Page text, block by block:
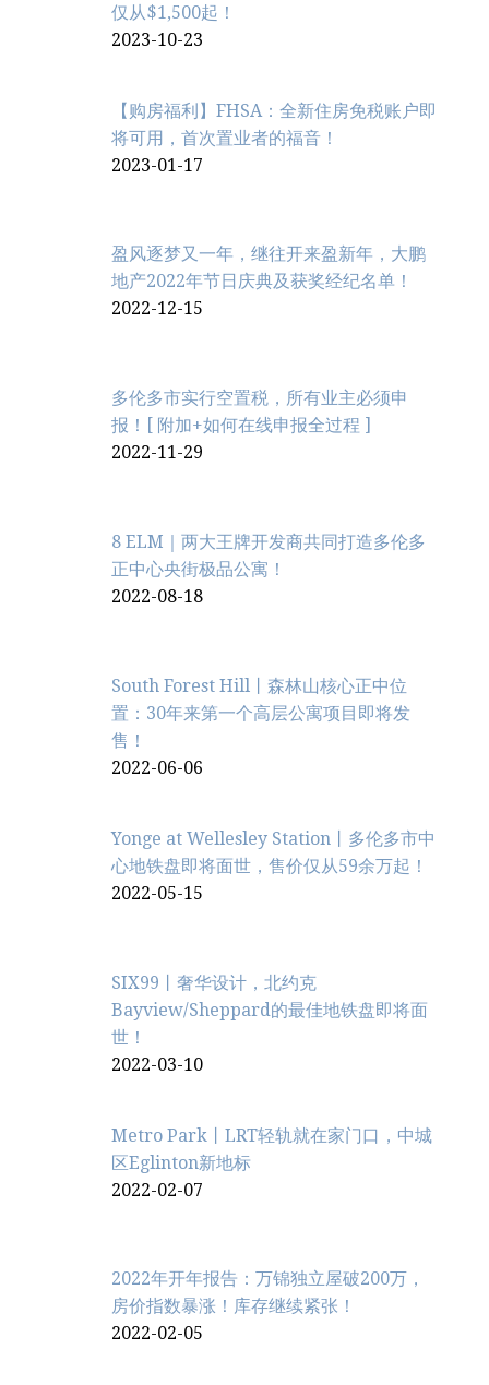
仅从$1,500起！
2023-10-23
【购房福利】FHSA：全新住房免税账户即
将可用，首次置业者的福音！
2023-01-17
盈风逐梦又一年，继往开来盈新年，大鹏
地产2022年节日庆典及获奖经纪名单！
2022-12-15
多伦多市实行空置税，所有业主必须申
报！[ 附加+如何在线申报全过程 ]
2022-11-29
8 ELM｜两大王牌开发商共同打造多伦多
正中心央街极品公寓！
2022-08-18
South Forest Hill丨森林山核心正中位
置：30年来第一个高层公寓项目即将发
售！
2022-06-06
Yonge at Wellesley Station丨多伦多市中
心地铁盘即将面世，售价仅从59余万起！
2022-05-15
SIX99丨奢华设计，北约克
Bayview/Sheppard的最佳地铁盘即将面
世！
2022-03-10
Metro Park丨LRT轻轨就在家门口，中城
区Eglinton新地标
2022-02-07
2022年开年报告：万锦独立屋破200万，
房价指数暴涨！库存继续紧张！
2022-02-05